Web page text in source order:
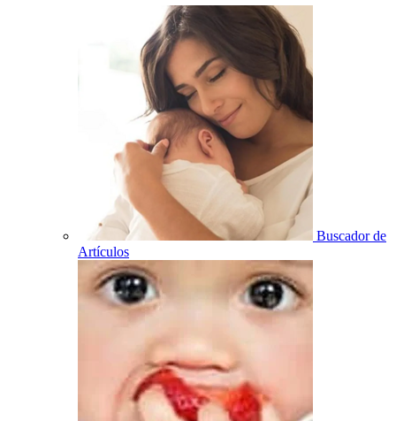
Buscador de
Artículos